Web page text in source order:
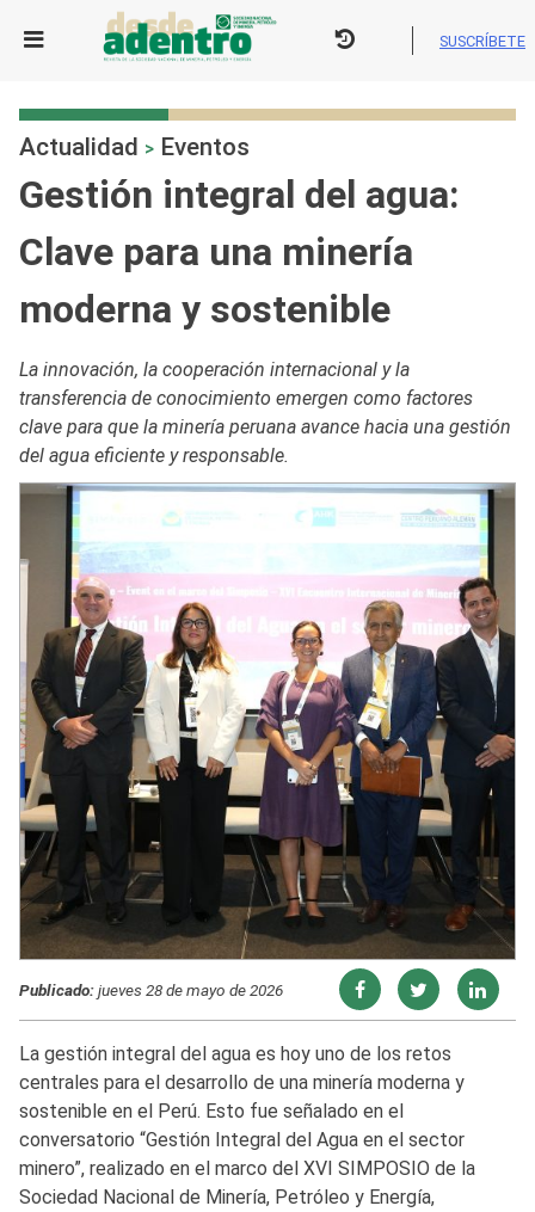
SUSCRÍBETE
Actualidad > Eventos
Gestión integral del agua:
Clave para una minería
moderna y sostenible
La innovación, la cooperación internacional y la
transferencia de conocimiento emergen como factores
clave para que la minería peruana avance hacia una gestión
del agua eficiente y responsable.
Publicado:jueves 28 de mayo de 2026
La gestión integral del agua es hoy uno de los retos
centrales para el desarrollo de una minería moderna y
sostenible en el Perú. Esto fue señalado en el
conversatorio “Gestión Integral del Agua en el sector
minero”, realizado en el marco del XVI SIMPOSIO de la
Sociedad Nacional de Minería, Petróleo y Energía,